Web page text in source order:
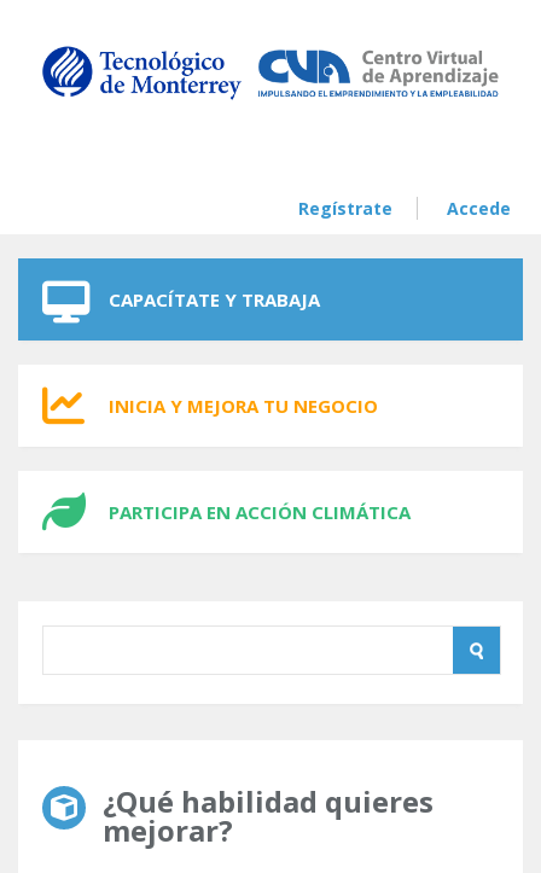
Regístrate Accede
CAPACÍTATE Y TRABAJA
INICIA Y MEJORA TU NEGOCIO
PARTICIPA EN ACCIÓN CLIMÁTICA
¿Qué habilidad quieres
mejorar?